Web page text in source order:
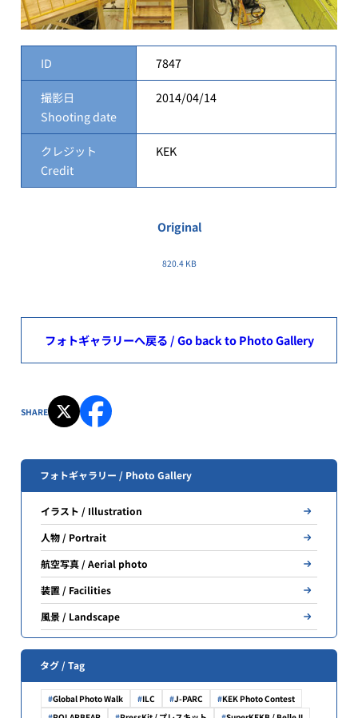
ID 7847
撮影日
Shooting date
2014/04/14
クレジット
Credit
KEK
Original
820.4 KB
フォトギャラリーへ戻る / Go back to Photo Gallery
SHARE
フォトギャラリー / Photo Gallery
イラスト / Illustration
人物 / Portrait
航空写真 / Aerial photo
装置 / Facilities
風景 / Landscape
タグ / Tag
Global Photo Walk ILC J-PARC
KEK Photo Contest